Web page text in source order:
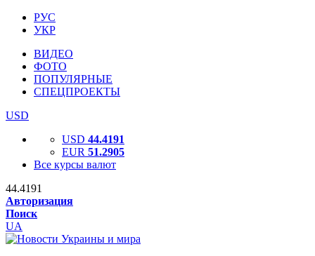
РУС
УКР
ВИДЕО
ФОТО
ПОПУЛЯРНЫЕ
СПЕЦПРОЕКТЫ
USD
USD 44.4191
EUR 51.2905
Все курсы валют
44.4191
Авторизация
Поиск
UA